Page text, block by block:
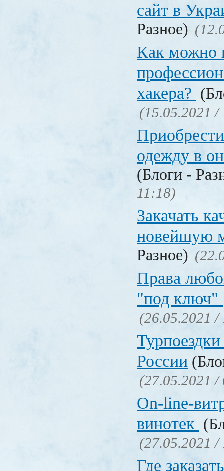
сайт в
Разное)
Как можно
хакера?
(15.05.2021 /
одежду в
(Блоги -
11:18)
Закачать
новейшую
Разное)
Права
"под ключ"
(26.05.2021 /
России
(27.05.2021 /
On-line-
винотек
(27.05.2021 /
Где